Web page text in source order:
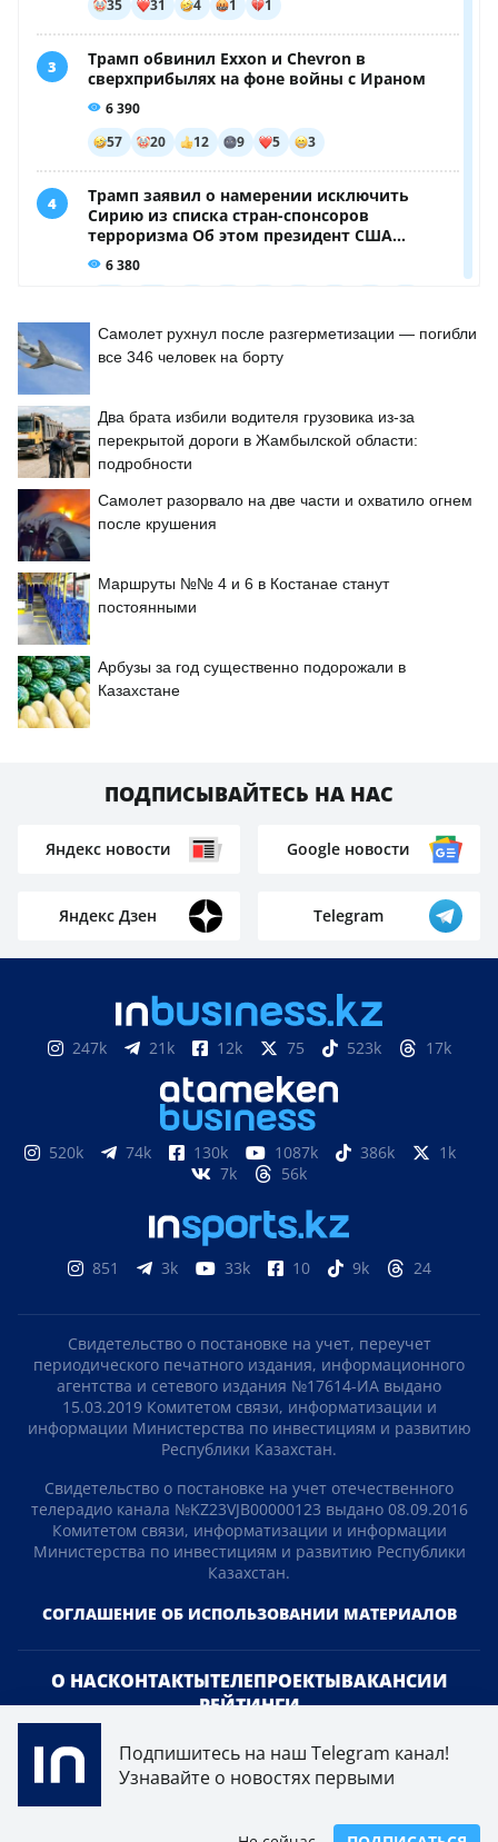
Самолет рухнул после разгерметизации — погибли
все 346 человек на борту
Два брата избили водителя грузовика из-за
перекрытой дороги в Жамбылской области:
подробности
Самолет разорвало на две части и охватило огнем
после крушения
Маршруты №№ 4 и 6 в Костанае станут
постоянными
Арбузы за год существенно подорожали в
Казахстане
ПОДПИСЫВАЙТЕСЬ НА НАС
Яндекс новости Google новости
Яндекс Дзен Telegram
247k 21k 12k 75 523k 17k
520k 74k 130k 1087k 386k
1k
7k
56k
851 3k 33k 10 9k 24
Свидетельство о постановке на учет, переучет
периодического печатного издания, информационного
агентства и сетевого издания №17614-ИА выдано
15.03.2019 Комитетом связи, информатизации и
информации Министерства по инвестициям и развитию
Республики Казахстан.
Свидетельство о постановке на учет отечественного
телерадио канала №KZ23VJB00000123 выдано 08.09.2016
Комитетом связи, информатизации и информации
Министерства по инвестициям и развитию Республики
Казахстан.
СОГЛАШЕНИЕ ОБ ИСПОЛЬЗОВАНИИ МАТЕРИАЛОВ
О НАСКОНТАКТЫТЕЛЕПРОЕКТЫВАКАНСИИ
РЕЙТИНГИ
Медиахолдинг «Atameken Business»
ПОЛИТИКА КОНФИДЕНЦИАЛЬНОСТИ
Подпишитесь на наш Telegram канал!
Узнавайте о новостях первыми